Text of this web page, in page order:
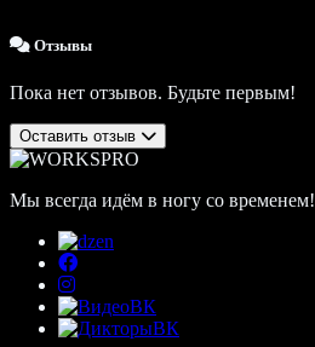
Отзывы
Пока нет отзывов. Будьте первым!
Оставить отзыв
Мы всегда идём в ногу со временем!